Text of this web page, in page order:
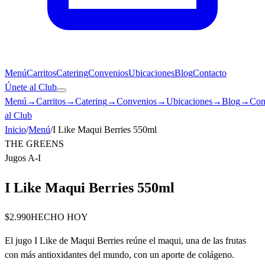
MenúCarritosCateringConveniosUbicacionesBlogContacto
Únete al Club
Menú →Carritos→Catering→Convenios→Ubicaciones→Blog→
al Club
Inicio/Menú/I Like Maqui Berries 550ml
THE GREENS
Jugos A-I
I Like Maqui Berries 550ml
$2.990HECHO HOY
El jugo I Like de Maqui Berries reúne el maqui, una de las frutas
con más antioxidantes del mundo, con un aporte de colágeno.